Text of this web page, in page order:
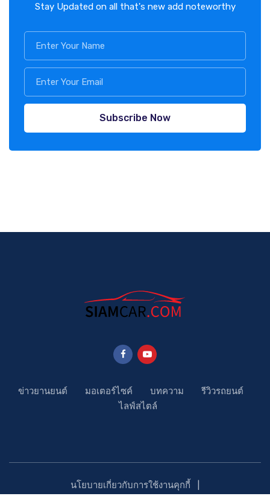
Stay Updated on all that's new add noteworthy
Subscribe Now
ข่าวยานยนต์ มอเตอร์ไซค์ บทความ
รีวิวรถยนต์
ไลฟ์สไตล์
นโยบายเกี่ยวกับการใช้งานคุกกี้